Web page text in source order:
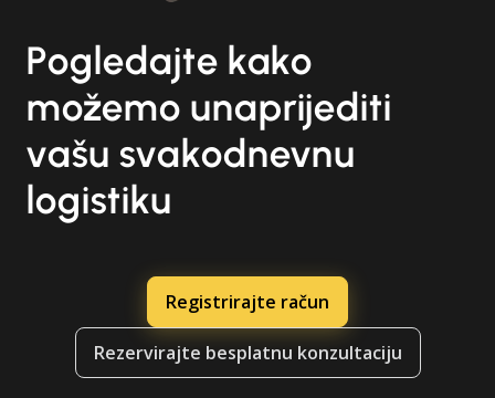
Pogledajte kako
možemo unaprijediti
vašu svakodnevnu
logistiku
Registrirajte račun
Rezervirajte besplatnu konzultaciju